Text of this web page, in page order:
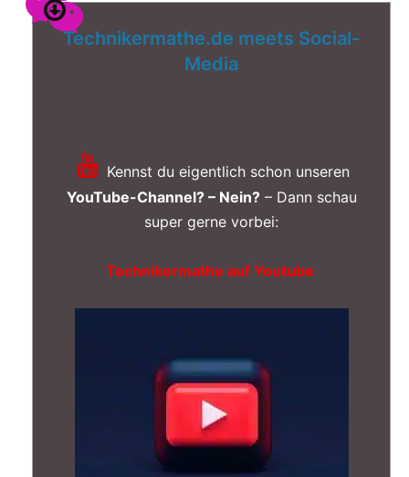
Technikermathe.de meets Social-
Media
Kennst du eigentlich schon unseren
YouTube-Channel? – Nein?– Dann schau
super gerne vorbei:
Technikermathe auf Youtube